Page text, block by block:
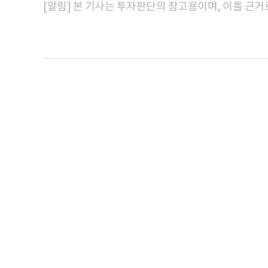
[알림] 본 기사는 투자판단의 참고용이며, 이를 근